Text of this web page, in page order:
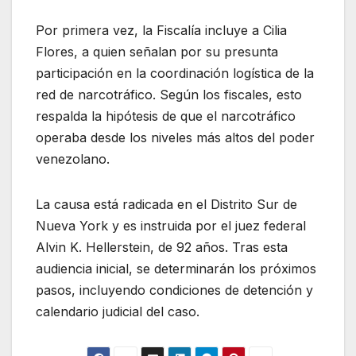
Por primera vez, la Fiscalía incluye a Cilia
Flores, a quien señalan por su presunta
participación en la coordinación logística de la
red de narcotráfico. Según los fiscales, esto
respalda la hipótesis de que el narcotráfico
operaba desde los niveles más altos del poder
venezolano.
La causa está radicada en el Distrito Sur de
Nueva York y es instruida por el juez federal
Alvin K. Hellerstein, de 92 años. Tras esta
audiencia inicial, se determinarán los próximos
pasos, incluyendo condiciones de detención y
calendario judicial del caso.